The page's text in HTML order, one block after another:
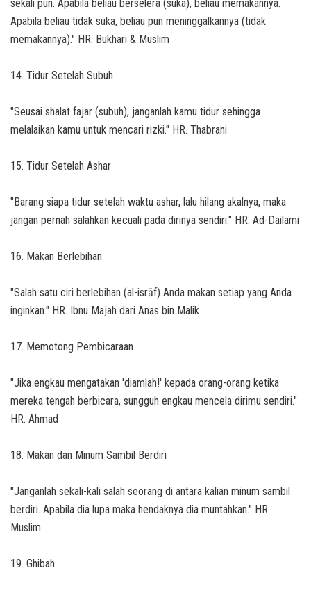
sekali pun. Apabila beliau berselera (suka), beliau memakannya.
Apabila beliau tidak suka, beliau pun meninggalkannya (tidak
memakannya)." HR. Bukhari & Muslim
14. Tidur Setelah Subuh
"Seusai shalat fajar (subuh), janganlah kamu tidur sehingga
melalaikan kamu untuk mencari rizki." HR. Thabrani
15. Tidur Setelah Ashar
"Barang siapa tidur setelah waktu ashar, lalu hilang akalnya, maka
jangan pernah salahkan kecuali pada dirinya sendiri." HR. Ad-Dailami
16. Makan Berlebihan
"Salah satu ciri berlebihan (al-isrāf) Anda makan setiap yang Anda
inginkan." HR. Ibnu Majah dari Anas bin Malik
17. Memotong Pembicaraan
"Jika engkau mengatakan 'diamlah!' kepada orang-orang ketika
mereka tengah berbicara, sungguh engkau mencela dirimu sendiri."
HR. Ahmad
18. Makan dan Minum Sambil Berdiri
"Janganlah sekali-kali salah seorang di antara kalian minum sambil
berdiri. Apabila dia lupa maka hendaknya dia muntahkan." HR.
Muslim
19. Ghibah